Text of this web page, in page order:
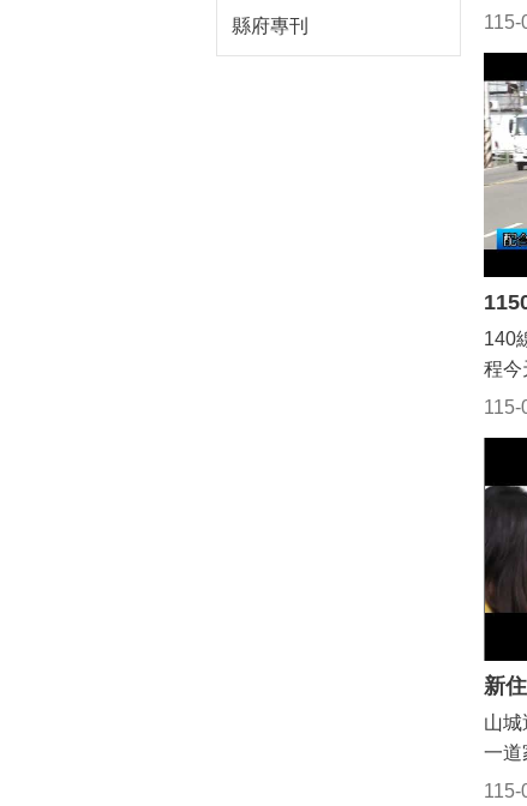
縣府專刊 115-
「知
刊揭
玩透
定地
站
閱
第
進苗
角
訪公
腐坊
區、
慢
日
希
幕
碧
員葉
湖鄉
也
遊
115-
140
程今
工。
路
區
3號
區
對
號苑
及大
於路
潮，
新
115-
山
一道
的勇